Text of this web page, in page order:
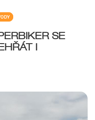
SE
I